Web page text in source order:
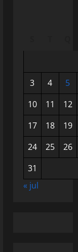
3 4
5
10
11
12
17
18
19
24
25
26
31
« jul